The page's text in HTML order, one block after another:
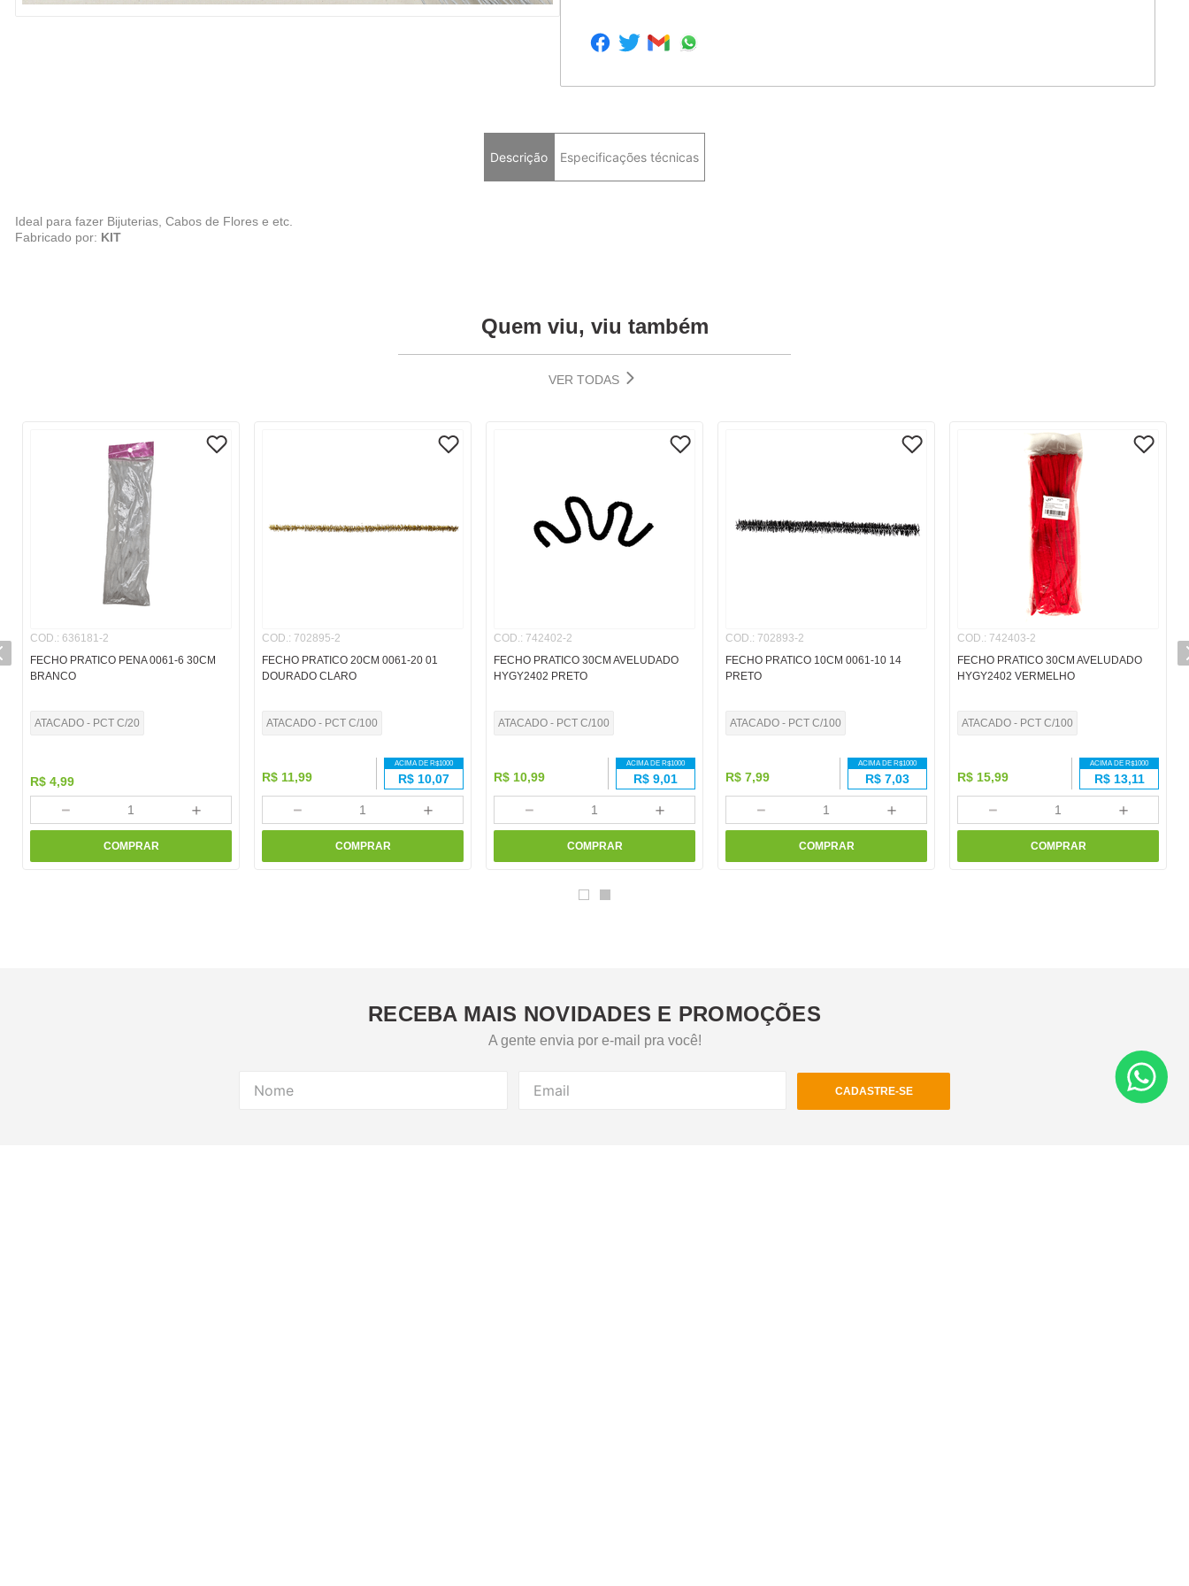
Descrição Especificações técnicas
Ideal para fazer Bijuterias, Cabos de Flores e etc.
Fabricado por: KIT
Quem viu, viu também
VER TODAS
COD.: 636181-2
FECHO PRATICO PENA 0061-6 30CM
BRANCO
ATACADO - PCT C/20
R$ 4,99
＋
－
COMPRAR
COD.: 702895-2
FECHO PRATICO 20CM 0061-20 01
DOURADO CLARO
ATACADO - PCT C/100
R$ 11,99
ACIMA DE R$1000
R$ 10,07
＋
－
COMPRAR
COD.: 742402-2
FECHO PRATICO 30CM AVELUDADO
HYGY2402 PRETO
ATACADO - PCT C/100
R$ 10,99
ACIMA DE R$1000
R$ 9,01
＋
－
COMPRAR
COD.: 702893-2
FECHO PRATICO 10CM 0061-10 14
PRETO
ATACADO - PCT C/100
R$ 7,99
ACIMA DE R$1000
R$ 7,03
＋
－
COMPRAR
COD.: 742403-2
FECHO PRATICO 30CM AVELUDADO
HYGY2402 VERMELHO
ATACADO - PCT C/100
R$ 15,99
ACIMA DE R$1000
R$ 13,11
＋
－
COMPRAR
RECEBA MAIS NOVIDADES E PROMOÇÕES
A gente envia por e-mail pra você!
CADASTRE-SE